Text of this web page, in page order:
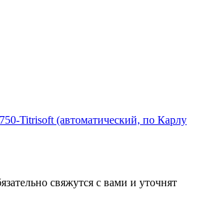
Titrisoft (автоматический, по Карлу
свяжутся с вами и уточнят